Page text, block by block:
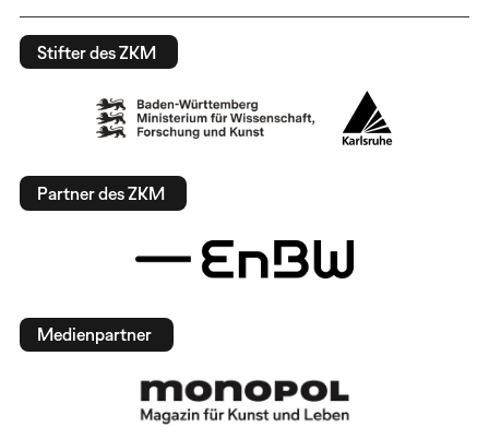
Stifter des ZKM
Partner des ZKM
Medienpartner